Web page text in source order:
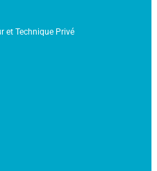
et Technique Privé